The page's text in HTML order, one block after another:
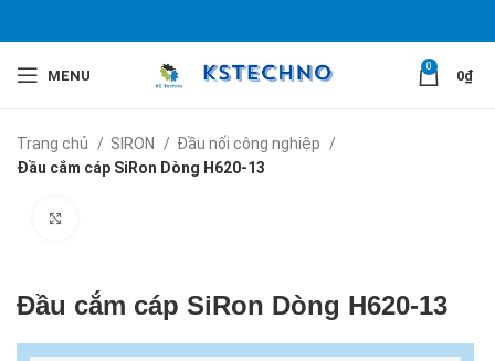
MENU
0
0₫
Trang chủ SIRON
Đầu nối công nghiệp
Đầu cắm cáp SiRon Dòng H620-13
Đầu cắm cáp SiRon Dòng H620-13